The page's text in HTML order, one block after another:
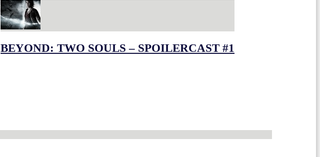
BEYOND: TWO SOULS – SPOILERCAST #1